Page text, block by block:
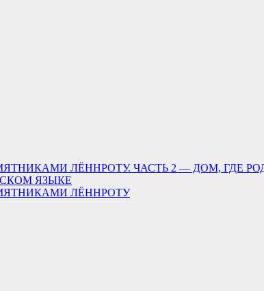
ЛЁННРОТУ. ЧАСТЬ 2 — ДОМ, ГДЕ
ЯЗЫКЕ
ЛЁННРОТУ